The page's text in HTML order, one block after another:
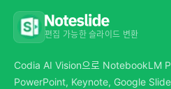
편집 가능한 슬라이드 변환
Codia AI Vision으로 NotebookLM
PowerPoint, Keynote, Google